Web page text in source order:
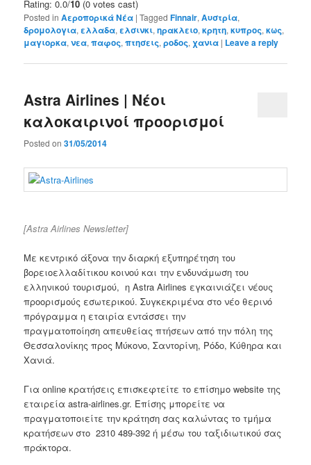
Rating: 0.0/10 (0 votes cast)
Posted in Αεροπορικά Νέα |Tagged Finnair,Αυστρία,
δρομολογια,ελλαδα,ελσινκι,ηρακλειο,κρητη,κυπρος,κως,
μαγιορκα,νεα,παφος,πτησεις,ροδος, χανια | Leave a reply
Astra Airlines | Νέοι
καλοκαιρινοί προορισμοί
Posted on31/05/2014
[Astra Airlines Newsletter]
Με κεντρικό άξονα την διαρκή εξυπηρέτηση του
βορειοελλαδίτικου κοινού και την ενδυνάμωση του
ελληνικού τουρισμού, η Astra Airlines εγκαινιάζει νέους
προορισμούς εσωτερικού. Συγκεκριμένα στο νέο θερινό
πρόγραμμα η εταιρία εντάσσει την
πραγματοποίηση απευθείας πτήσεων από την πόλη της
Θεσσαλονίκης προς Μύκονο, Σαντορίνη, Ρόδο, Κύθηρα και
Χανιά.
Για online κρατήσεις επισκεφτείτε το επίσημο website της
εταιρεία astra-airlines.gr. Επίσης μπορείτε να
πραγματοποιείτε την κράτηση σας καλώντας το τμήμα
κρατήσεων στο 2310 489-392 ή μέσω του ταξιδιωτικού σας
πράκτορα.